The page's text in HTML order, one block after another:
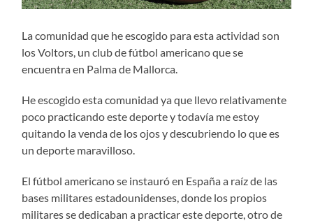
La comunidad que he escogido para esta actividad son
los Voltors, un club de fútbol americano que se
encuentra en Palma de Mallorca.
He escogido esta comunidad ya que llevo relativamente
poco practicando este deporte y todavía me estoy
quitando la venda de los ojos y descubriendo lo que es
un deporte maravilloso.
El fútbol americano se instauró en España a raíz de las
bases militares estadounidenses, donde los propios
militares se dedicaban a practicar este deporte, otro de